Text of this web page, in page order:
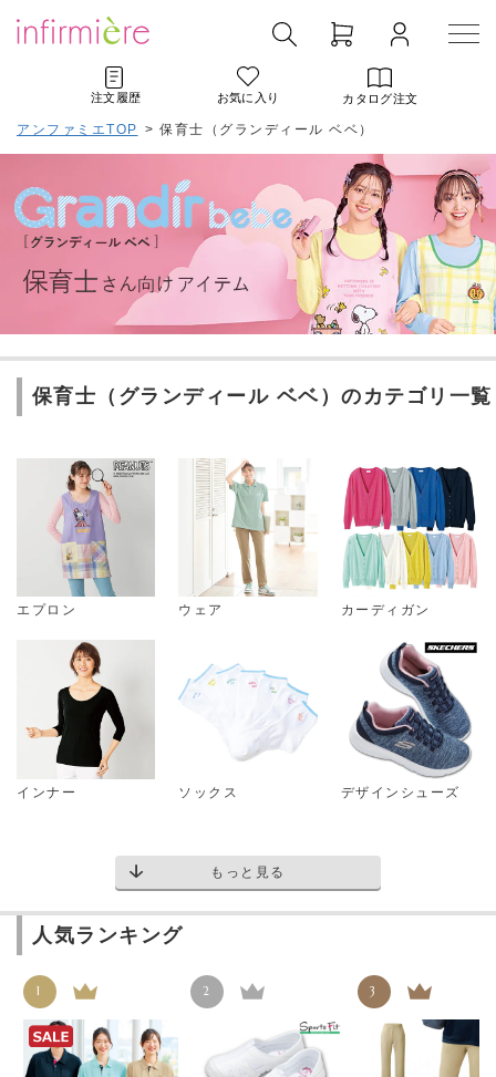
注文履歴 お気に入り カタログ注文
アンファミエTOP > 保育士（グランディール ベベ）
保育士（グランディール ベベ）のカテゴリ一覧
エプロン ウェア カーディガン
インナー ソックス デザインシューズ
もっと見る
人気ランキング
1 2 3